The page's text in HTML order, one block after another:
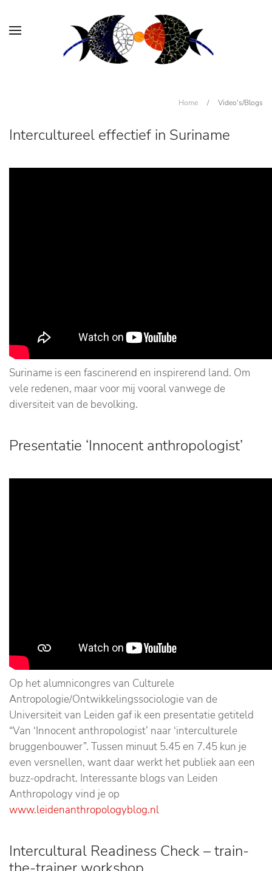
Home / Video's/Blogs
Intercultureel effectief in Suriname
Suriname is een fascinerend en inspirerend land. Om
vele redenen, maar voor mij vooral vanwege de
diversiteit van de bevolking.
Presentatie ‘Innocent anthropologist’
Op het alumnicongres van Culturele
Antropologie/Ontwikkelingssociologie van de
Universiteit van Leiden gaf ik een presentatie getiteld
“Van ‘Innocent anthropologist’ naar ‘interculturele
bruggenbouwer”. Tussen minuut 5.45 en 7.45 kun je
even versnellen, want daar werkt het publiek aan een
buzz-opdracht. Interessante blogs van Leiden
Anthropology vind je op
www.leidenanthropologyblog.nl
Intercultural Readiness Check – train-